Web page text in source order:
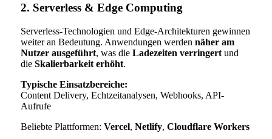
2. Serverless & Edge Computing
Serverless-Technologien und Edge-Architekturen gewinnen
weiter an Bedeutung. Anwendungen werden näher am
Nutzer ausgeführt, was die Ladezeiten verringertund
die Skalierbarkeit erhöht.
Typische Einsatzbereiche:
Content Delivery, Echtzeitanalysen, Webhooks, API-
Aufrufe
Beliebte Plattformen: Vercel, Netlify, Cloudflare Workers